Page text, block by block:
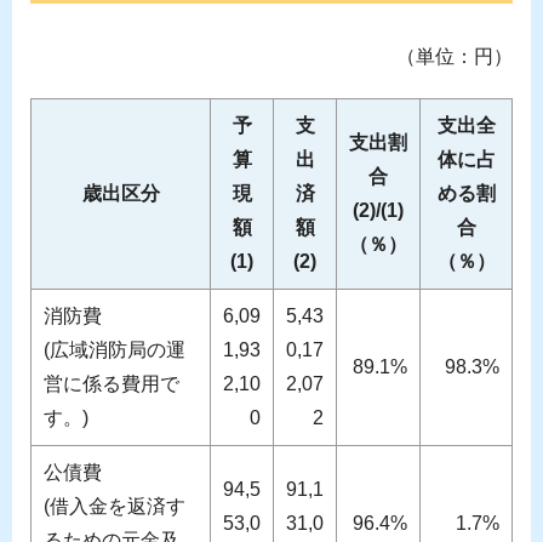
（単位：円）
歳出区分
予
算
現
額
(1)
支
出
済
額
(2)
支出割
合
(2)/(1)
（％）
支出全
体に占
める割
合
（％）
消防費
(広域消防局の運
営に係る費用で
す。)
6,09
1,93
2,10
0
5,43
0,17
2,07
2
89.1% 98.3%
公債費
(借入金を返済す
94,5
53,0
91,1
31,0
96.4% 1.7%